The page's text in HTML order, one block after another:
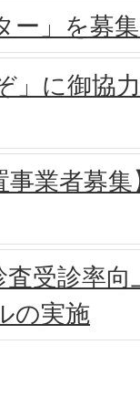
ー」を募
」に御協
事業者募
受診率
の実施